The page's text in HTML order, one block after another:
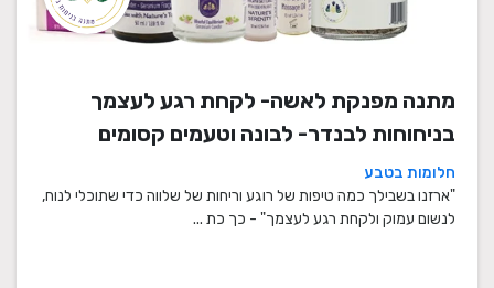
מתנה מפנקת לאשה- לקחת רגע לעצמך
בניחוחות לבנדר- לבונה וטעמים קסומים
חלומות בטבע
"ארזנו בשבילך כמה טיפות של רוגע וריחות של שלווה כדי שתוכלי לנוח,
לנשום עמוק ולקחת רגע לעצמך" - כך כת ...